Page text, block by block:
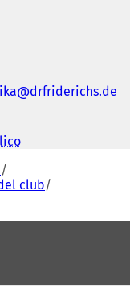
drfriderichs de
(
a
r
club